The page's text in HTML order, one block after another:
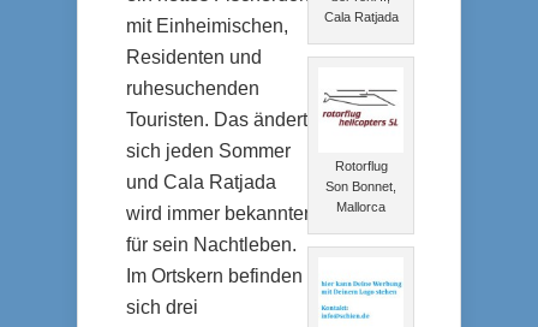
mit Einheimischen,
Residenten und
ruhesuchenden
Touristen. Das ändert
sich jeden Sommer
und Cala Ratjada
wird immer bekannter
für sein Nachtleben.
Im Ortskern befinden
sich drei
Cala Ratjada
Rotorflug
Son Bonnet,
Mallorca